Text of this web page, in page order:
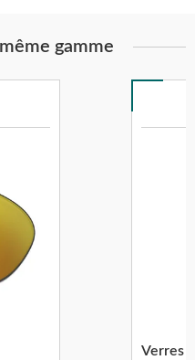
gamme
Verres